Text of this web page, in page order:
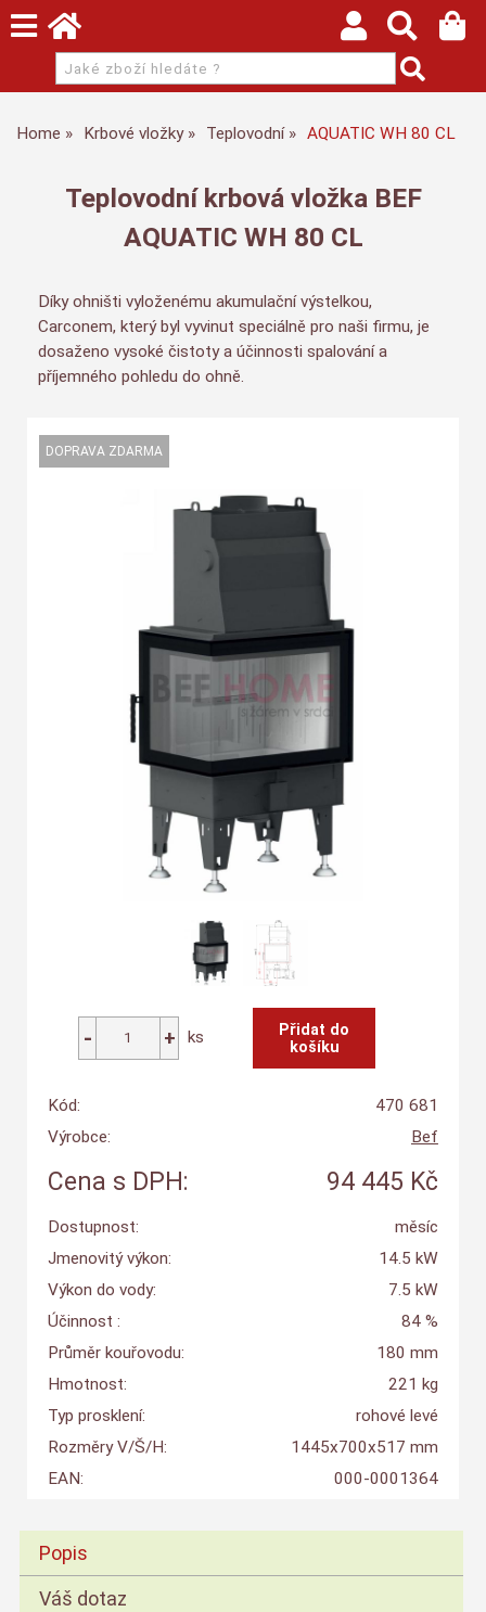
Home Krbové vložky Teplovodní AQUATIC WH 80 CL
Teplovodní krbová vložka BEF
AQUATIC WH 80 CL
Díky ohništi vyloženému akumulační výstelkou,
Carconem, který byl vyvinut speciálně pro naši firmu, je
dosaženo vysoké čistoty a účinnosti spalování a
příjemného pohledu do ohně.
ks
Kód:
470 681
Výrobce:
Bef
Cena s DPH: 94 445 Kč
Dostupnost:
měsíc
Jmenovitý výkon:
14.5 kW
Výkon do vody:
7.5 kW
Účinnost :
84 %
Průměr kouřovodu:
180 mm
Hmotnost:
221 kg
Typ prosklení:
rohové levé
Rozměry V/Š/H:
1445x700x517 mm
EAN:
000-0001364
Popis
Váš dotaz